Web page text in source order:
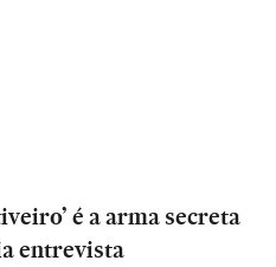
é a arma secreta
entrevista